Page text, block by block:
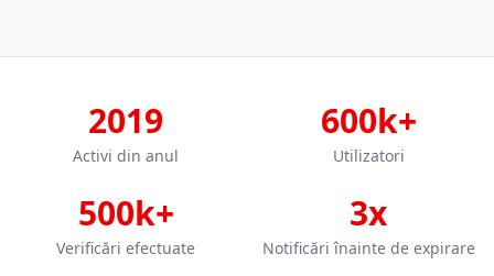
2019
Activi din anul
600k+
Utilizatori
500k+
Verificări efectuate
3x
Notificări înainte de expirare